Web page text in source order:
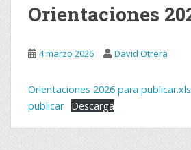
Orientaciones
4 marzo 2026 David Otrera
Orientaciones 2026 para
publicar
Descarga